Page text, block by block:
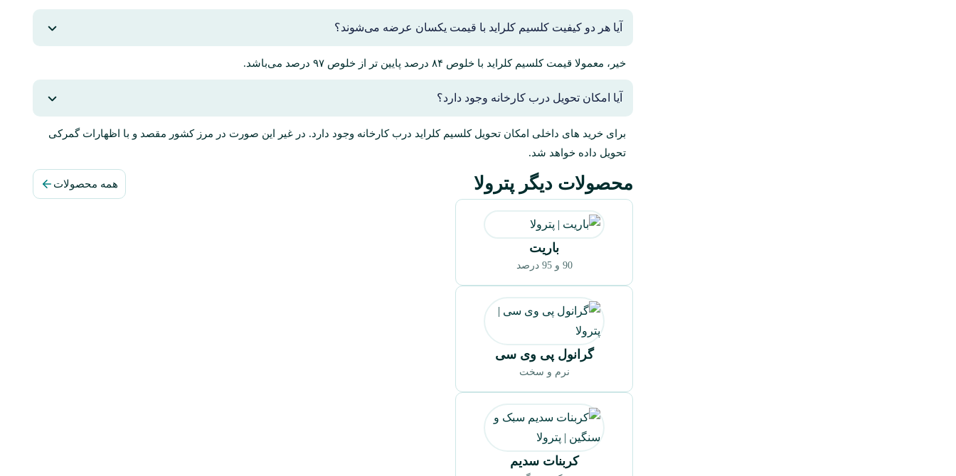
آیا هر دو کیفیت کلسیم کلراید با قیمت یکسان عرضه می‌شوند؟
خیر، معمولا قیمت کلسیم کلراید با خلوص ۸۴ درصد پایین تر از خلوص ۹۷ درصد می‌باشد.
آیا امکان تحویل درب کارخانه وجود دارد؟
برای خرید های داخلی امکان تحویل کلسیم کلراید درب کارخانه وجود دارد. در غیر این صورت در مرز کشور مقصد و با اظهارات گمرکی
تحویل داده خواهد شد.
محصولات دیگر پترولا همه محصولات
باریت
90 و 95 درصد
گرانول پی وی سی
نرم و سخت
کربنات سدیم